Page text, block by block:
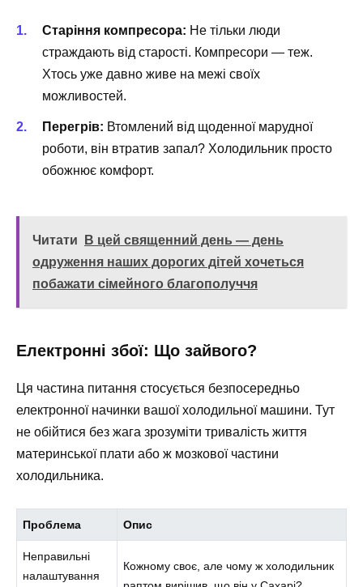
Старіння компресора: Не тільки люди
страждають від старості. Компресори — теж.
Хтось уже давно живе на межі своїх
можливостей.
Перегрів: Втомлений від щоденної марудної
роботи, він втратив запал? Холодильник просто
обожнює комфорт.
Читати
В цей священний день — день
одруження наших дорогих дітей хочеться
побажати сімейного благополуччя
Електронні збої: Що зайвого?
Ця частина питання стосується безпосередньо
електронної начинки вашої холодильної машини. Тут
не обійтися без жага зрозуміти тривалість життя
материнської плати або ж мозкової частини
холодильника.
Проблема Опис
Неправильні
налаштування
Кожному своє, але чому ж холодильник